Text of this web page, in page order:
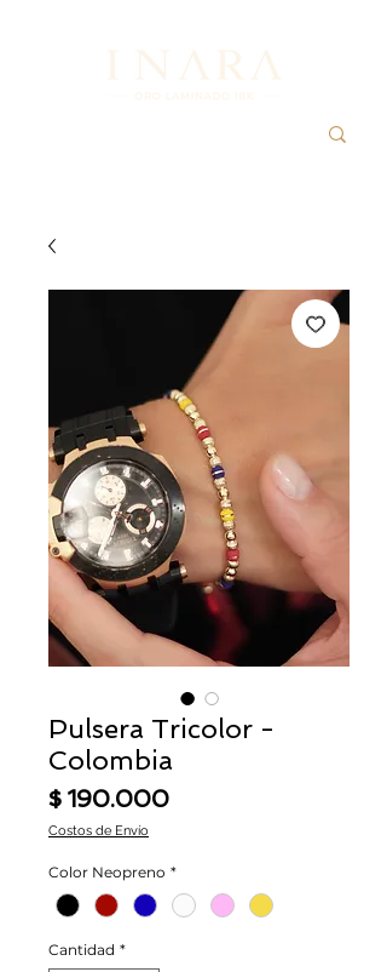
Pulsera Tricolor -
Colombia
$ 190.000Precio
Costos de Envío
Color Neopreno *
Cantidad *